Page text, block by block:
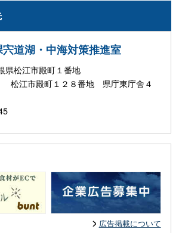
道湖・中海対策推進室
松江市殿町１番地
江市殿町１２８番地 県庁東庁舎４
広告掲載について